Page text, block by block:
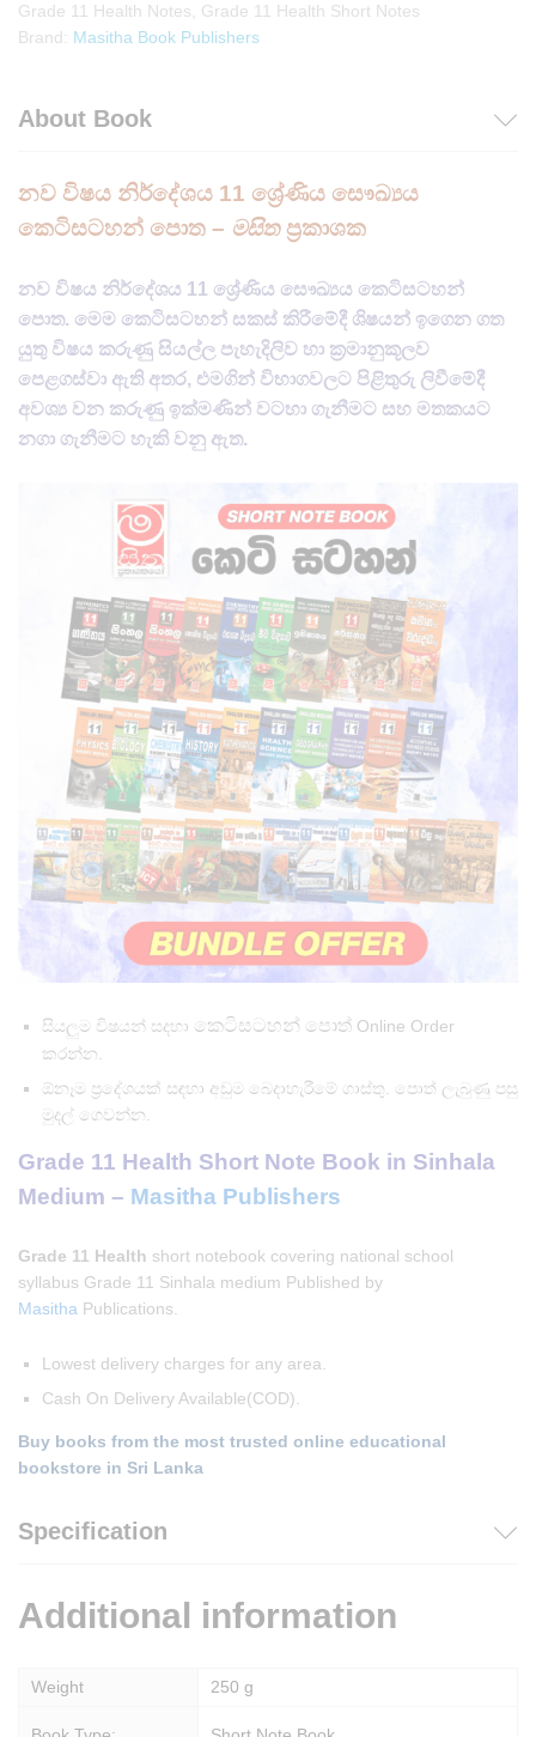
Grade 11 Health Notes
Grade 11 Health Short Notes
Brand: Masitha Book Publishers
About Book
නව විෂය නිර්දේශය 11 ශ්‍රේණිය සෞඛ්‍යය
කෙටිසටහන් පොත – මසිතප්‍රකාශක
නව විෂය නිර්දේශය 11 ශ්‍රේණිය සෞඛ්‍යය කෙටිසටහන්
පොත. මෙම කෙටිසටහන් සකස් කිරීමේදී ශිෂ​‍‍යන් ඉගෙන ගත
යුතු විෂය කරුණු සියල්ල පැහැදිලිව හා ක්‍රමානුකූලව
පෙළගස්වා ඇති අතර, එමගින් විභාගවලට පිළිතුරු ලිවීමේදී
අවශ්‍ය වන කරුණු ඉක්මණින් වටහා ගැනීමට සහ මතකයට
නගා ගැනීමට හැකි වනු ඇත​.
සියලුම විෂයන් සදහා කෙටිසටහන් පොත් Online Order
කරන්න.
ඕනෑම ප්‍රදේශයක් සඳහා අඩුම බෙදාහැරීමේ ගාස්තු. පොත් ලැබුණු පසු
මුදල් ගෙවන්න.
Grade 11 Health Short Note Book in Sinhala
Medium – Masitha Publishers
Grade 11 Health short notebook covering national school
syllabus Grade 11 Sinhala medium Published by
Masitha Publications.
Lowest delivery charges for any area.
Cash On Delivery Available(COD).
Buy books from the most trusted online educational
bookstore in Sri Lanka
Specification
Additional information
Weight 250 g